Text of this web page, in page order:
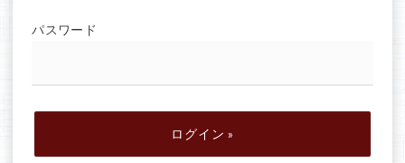
パスワード